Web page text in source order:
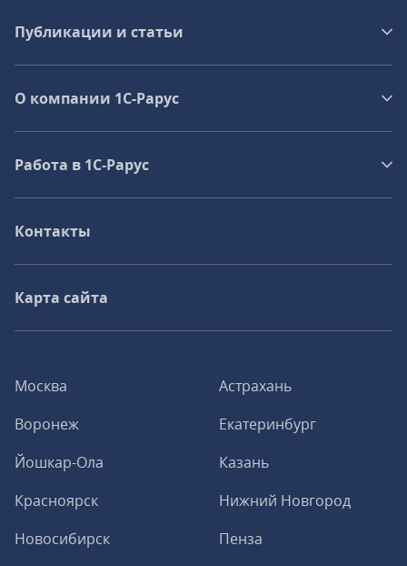
Москва
Астрахань
Воронеж
Екатеринбург
Йошкар-Ола
Казань
Красноярск
Нижний Новгород
Новосибирск
Пенза
Публикации и статьи
О компании 1C-Рарус
Работа в 1С‑Рарус
Контакты
Карта сайта